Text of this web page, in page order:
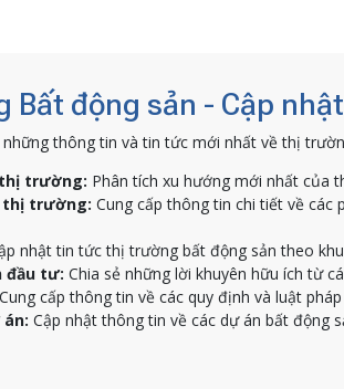
Bất động sản - Cập
những thông tin và tin tức mới nhất về thị
trường: Phân tích xu hướng mới nhất của
thị trường: Cung cấp thông tin chi tiết về các
nhật tin tức thị trường bất động sản theo
đầu tư: Chia sẻ những lời khuyên hữu ích từ
Cung cấp thông tin về các quy định và luật
Cập nhật thông tin về các dự án bất động